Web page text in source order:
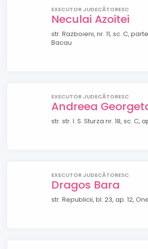
EXECUTOR JUDECĂTORESC
Neculai Azoitei
str. Razboieni, nr. 11, sc. C,
Bacau
EXECUTOR JUDECĂTORESC
Andreea
str. str. I. S. Sturza nr. 18, sc. C,
EXECUTOR JUDECĂTORESC
Dragos Bara
str. Republicii, bl. 23, ap. 12,